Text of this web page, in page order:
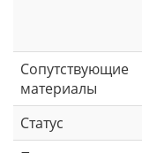
Сопутствующие
материалы
Статус